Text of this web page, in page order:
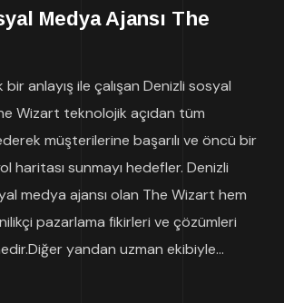
Medya Ajansı The
bir anlayış ile çalışan Denizli sosyal
Wizart teknolojik açıdan tüm
müşterilerine başarılı ve öncü bir
haritası sunmayı hedefler. Denizli
medya ajansı olan The Wizart hem
pazarlama fikirleri ve çözümleri
yandan uzman ekibiyle...